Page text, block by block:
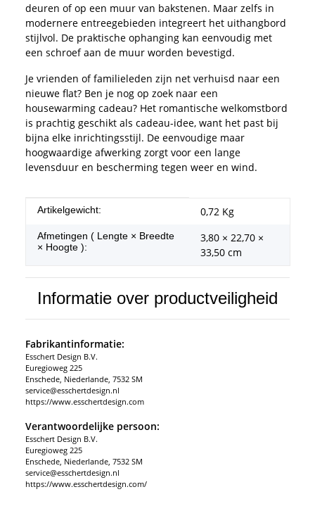
deuren of op een muur van bakstenen. Maar zelfs in
modernere entreegebieden integreert het uithangbord
stijlvol. De praktische ophanging kan eenvoudig met
een schroef aan de muur worden bevestigd.
Je vrienden of familieleden zijn net verhuisd naar een
nieuwe flat? Ben je nog op zoek naar een
housewarming cadeau? Het romantische welkomstbord
is prachtig geschikt als cadeau-idee, want het past bij
bijna elke inrichtingsstijl. De eenvoudige maar
hoogwaardige afwerking zorgt voor een lange
levensduur en bescherming tegen weer en wind.
#productDetails.itemInformation#
#productDetails.itemValue#
Artikelgewicht: 0,72 Kg
Afmetingen ( Lengte × Breedte
× Hoogte ):
3,80 × 22,70 ×
33,50 cm
Informatie over productveiligheid
Fabrikantinformatie:
Esschert Design B.V.
Euregioweg 225
Enschede, Niederlande, 7532 SM
service@esschertdesign.nl
https://www.esschertdesign.com
Verantwoordelijke persoon:
Esschert Design B.V.
Euregioweg 225
Enschede, Niederlande, 7532 SM
service@esschertdesign.nl
https://www.esschertdesign.com/